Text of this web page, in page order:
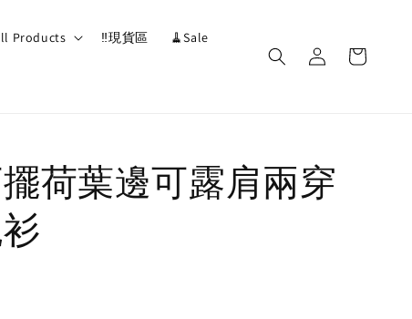
Products ‼️現貨區 🧹Sale
荷葉邊可露肩兩穿